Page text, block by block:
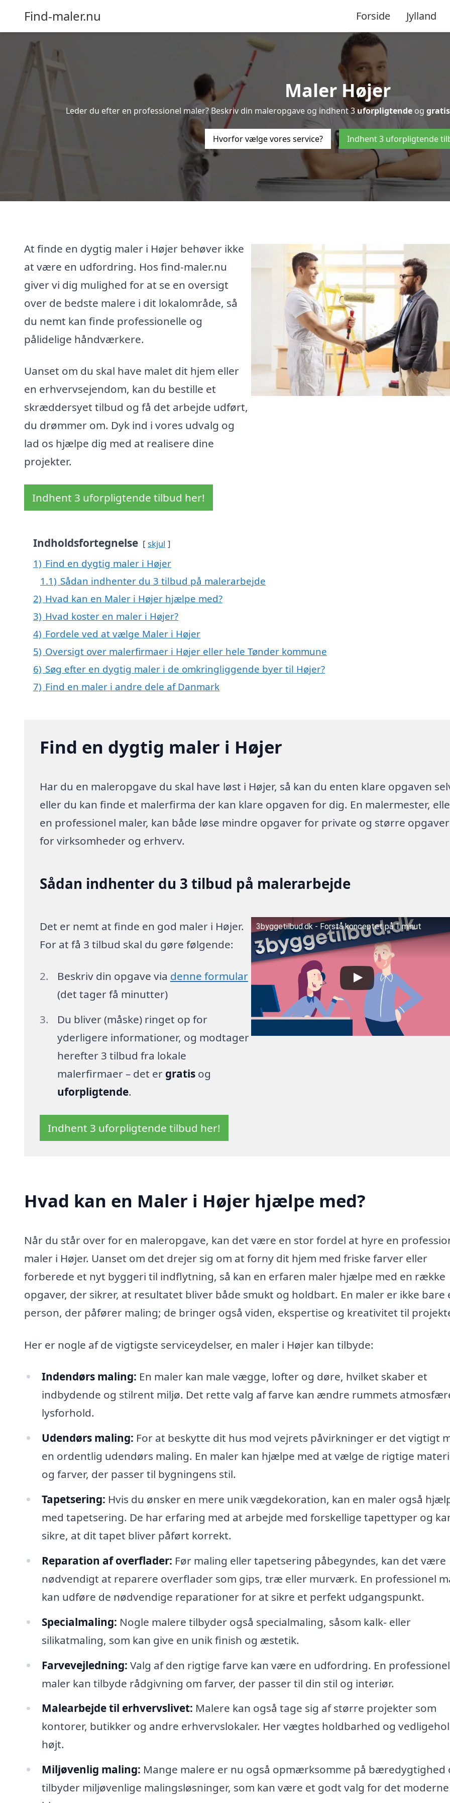
Find-maler.nu Forside Jylland
Maler Højer
Leder du efter en professionel maler? Beskriv din maleropgave og indhent 3uforpligtende og
Hvorfor vælge vores service? Indhent 3 uforpligtende
At finde en dygtig maler i Højer behøver ikke
at være en udfordring. Hos find-maler.nu
giver vi dig mulighed for at se en oversigt
over de bedste malere i dit lokalområde, så
du nemt kan finde professionelle og
pålidelige håndværkere.
Uanset om du skal have malet dit hjem eller
en erhvervsejendom, kan du bestille et
skræddersyet tilbud og få det arbejde udført,
du drømmer om. Dyk ind i vores udvalg og
lad os hjælpe dig med at realisere dine
projekter.
Indhent 3 uforpligtende tilbud her!
Indholdsfortegnelse skjul
1) Find en dygtig maler i Højer
1.1) Sådan indhenter du 3 tilbud på malerarbejde
2) Hvad kan en Maler i Højer hjælpe med?
3) Hvad koster en maler i Højer?
4) Fordele ved at vælge Maler i Højer
5) Oversigt over malerfirmaer i Højer eller hele Tønder kommune
6) Søg efter en dygtig maler i de omkringliggende byer til Højer?
7) Find en maler i andre dele af Danmark
Find en dygtig maler i Højer
Har du en maleropgave du skal have løst i Højer, så kan du enten klare opgaven
eller du kan finde et malerfirma der kan klare opgaven for dig. En malermester,
en professionel maler, kan både løse mindre opgaver for private og større opgaver
for virksomheder og erhverv.
Sådan indhenter du 3 tilbud på malerarbejde
Det er nemt at finde en god maler i Højer.
For at få 3 tilbud skal du gøre følgende:
Beskriv din opgave via denne formular
(det tager få minutter)
Du bliver (måske) ringet op for
yderligere informationer, og modtager
herefter 3 tilbud fra lokale
malerfirmaer – det er gratisog
uforpligtende.
3byggetilbud.dk - Forstå konceptet på 1 minut
Indhent 3 uforpligtende tilbud her!
Hvad kan en Maler i Højer hjælpe med?
Når du står over for en maleropgave, kan det være en stor fordel at hyre en
maler i Højer. Uanset om det drejer sig om at forny dit hjem med friske farver eller
forberede et nyt byggeri til indflytning, så kan en erfaren maler hjælpe med en række
opgaver, der sikrer, at resultatet bliver både smukt og holdbart. En maler er ikke bare
person, der påfører maling; de bringer også viden, ekspertise og kreativitet til
Her er nogle af de vigtigste serviceydelser, en maler i Højer kan tilbyde:
Indendørs maling: En maler kan male vægge, lofter og døre, hvilket skaber et
indbydende og stilrent miljø. Det rette valg af farve kan ændre rummets
lysforhold.
Udendørs maling: For at beskytte dit hus mod vejrets påvirkninger er det vigtigt
en ordentlig udendørs maling. En maler kan hjælpe med at vælge de rigtige
og farver, der passer til bygningens stil.
Tapetsering: Hvis du ønsker en mere unik vægdekoration, kan en maler også
med tapetsering. De har erfaring med at arbejde med forskellige tapettyper og
sikre, at dit tapet bliver påført korrekt.
Reparation af overflader: Før maling eller tapetsering påbegyndes, kan det være
nødvendigt at reparere overflader som gips, træ eller murværk. En professionel
kan udføre de nødvendige reparationer for at sikre et perfekt udgangspunkt.
Specialmaling: Nogle malere tilbyder også specialmaling, såsom kalk- eller
silikatmaling, som kan give en unik finish og æstetik.
Farvevejledning: Valg af den rigtige farve kan være en udfordring. En professionel
maler kan tilbyde rådgivning om farver, der passer til din stil og interiør.
Malearbejde til erhvervslivet: Malere kan også tage sig af større projekter som
kontorer, butikker og andre erhvervslokaler. Her vægtes holdbarhed og
højt.
Miljøvenlig maling: Mange malere er nu også opmærksomme på bæredygtighed
tilbyder miljøvenlige malingsløsninger, som kan være et godt valg for det moderne